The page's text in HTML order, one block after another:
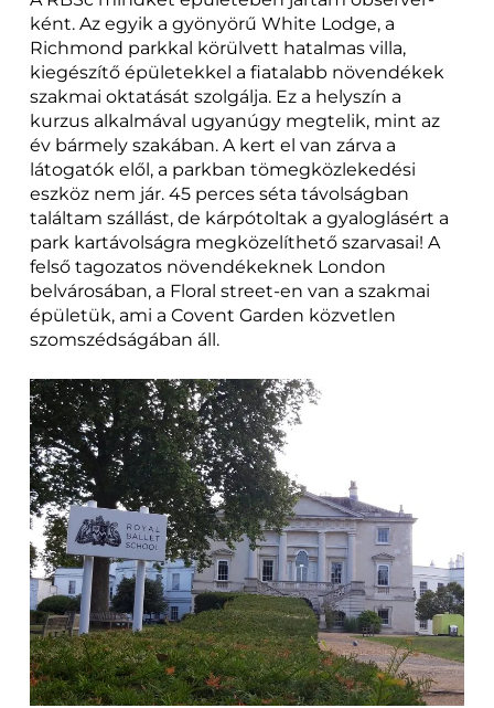
ként. Az egyik a gyönyörű White Lodge, a
Richmond parkkal körülvett hatalmas villa,
kiegészítő épületekkel a fiatalabb növendékek
szakmai oktatását szolgálja. Ez a helyszín a
kurzus alkalmával ugyanúgy megtelik, mint az
év bármely szakában. A kert el van zárva a
látogatók elől, a parkban tömegközlekedési
eszköz nem jár. 45 perces séta távolságban
találtam szállást, de kárpótoltak a gyaloglásért a
park kartávolságra megközelíthető szarvasai! A
felső tagozatos növendékeknek London
belvárosában, a Floral street-en van a szakmai
épületük, ami a Covent Garden közvetlen
szomszédságában áll.